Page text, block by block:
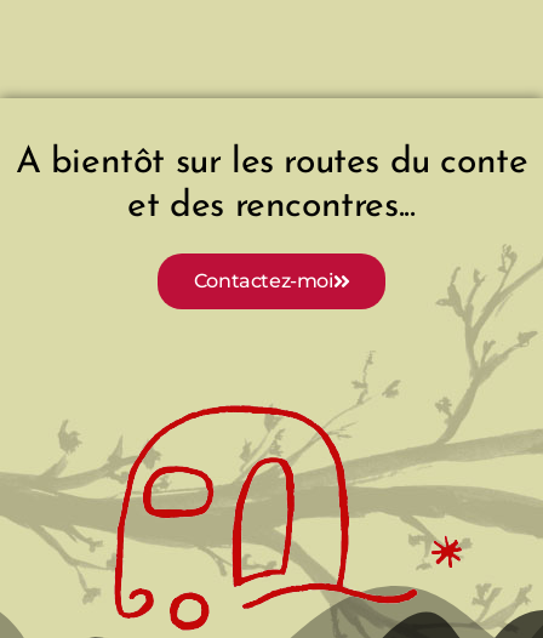
A bientôt sur les routes du conte
et des rencontres...
Contactez-moi